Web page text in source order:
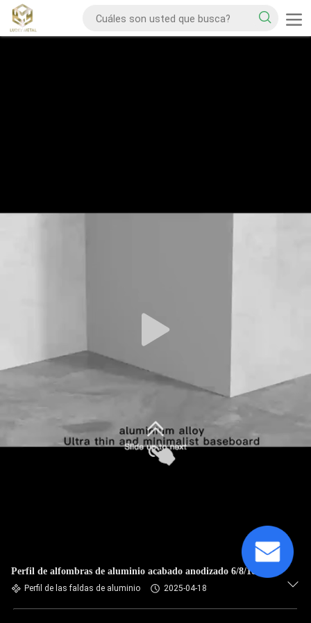
Perfil de alfombras de aluminio acabado anodizado 6/8/10cm
Perfil de las faldas de aluminio 2025-04-18